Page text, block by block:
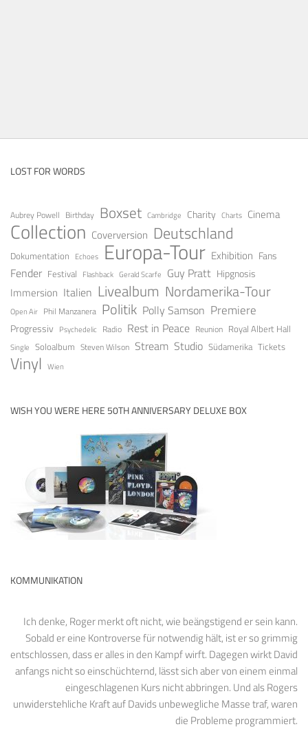
LOST FOR WORDS
Aubrey Powell Birthday Boxset Cambridge Charity Charts Cinema
Collection Coverversion Deutschland
Dokumentation Echoes Europa-Tour Exhibition Fans
Fender Festival Flashback Gerald Scarfe Guy Pratt Hipgnosis
Immersion Italien Livealbum Nordamerika-Tour
Open Air Phil Manzanera Politik Polly Samson Premiere
Progressiv Psychedelic Radio Rest in Peace Reunion Royal Albert Hall
Single Soloalbum Steven Wilson Stream Studio Südamerika Tickets
Vinyl Wien
WISH YOU WERE HERE 50TH ANNIVERSARY DELUXE BOX
KOMMUNIKATION
Ich denke, Roger merkt oft nicht, wie beängstigend er sein kann.
Sobald er eine Kontroverse für notwendig hält, ist er so grimmig
entschlossen, dass er alles in den Kampf wirft. Dagegen wirkt David
anfangs nicht so einschüchternd, lässt sich aber von einem einmal
eingeschlagenen Kurs nicht abbringen. Und als Rogers
unwiderstehliche Kraft auf Davids unbewegliche Masse traf, waren
die Probleme programmiert.